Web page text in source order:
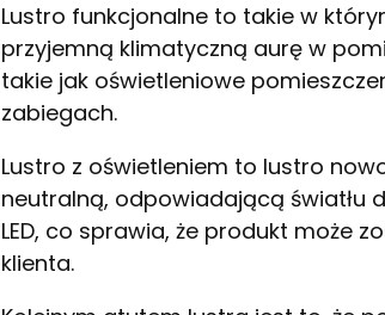
Lustro funkcjonalne to takie w
przyjemną klimatyczną aurę w
takie jak oświetleniowe
zabiegach.
Lustro z oświetleniem to lustro
neutralną, odpowiadającą światłu
LED, co sprawia, że produkt może
klienta.